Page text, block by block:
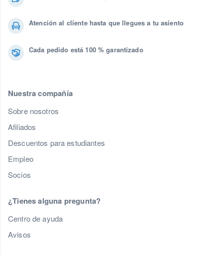
Atención al cliente hasta que llegues a tu asiento
Cada pedido está 100 % garantizado
Nuestra compañía
Sobre nosotros
Afiliados
Descuentos para estudiantes
Empleo
Socios
¿Tienes alguna pregunta?
Centro de ayuda
Avisos